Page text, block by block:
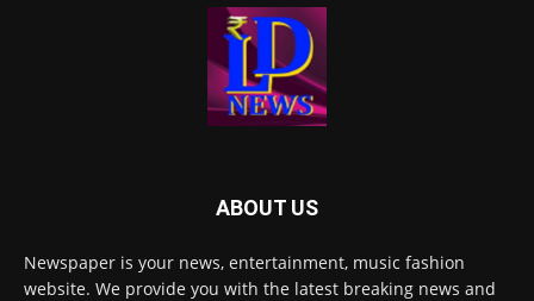
ABOUT US
Newspaper is your news, entertainment, music fashion
website. We provide you with the latest breaking news and